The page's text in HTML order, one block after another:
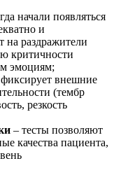
начали появляться
и
на раздражители
критичности
эмоциям;
внешние
(тембр
резкость
– тесты позволяют
качества пациента,